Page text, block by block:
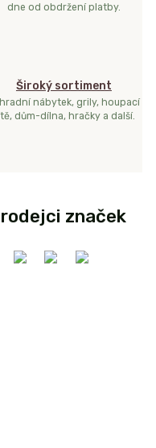
dne od obdržení platby.
Široký sortiment
nábytek, grily, houpací
dům-dílna, hračky a další.
značek